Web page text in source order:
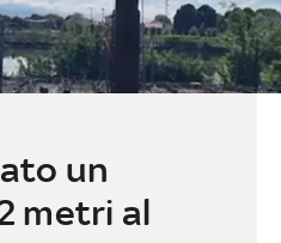
un
metri al